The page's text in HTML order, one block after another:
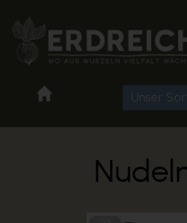
shop.erdreich-
Unser